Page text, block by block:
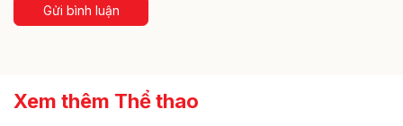
Gửi bình luận
Xem thêm Thể thao